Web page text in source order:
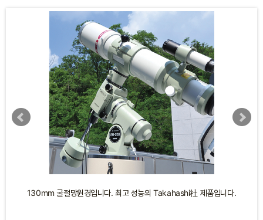
130mm 굴절망원경입니다. 최고 성능의 Takahashi社 제품입니다.